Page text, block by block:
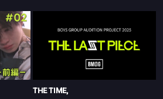
#02 3次は合宿審査！チーム別パフォーマンス前編
THE TIME,
THE TIME,